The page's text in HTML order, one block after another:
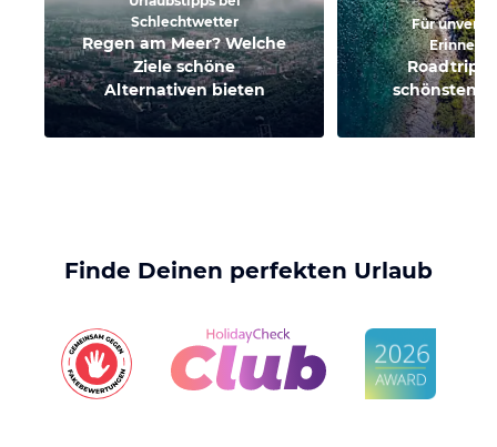
Schlechtwetter
Regen am Meer? Welche
Ziele schöne
Alternativen bieten
Für
Roadtrips
schönsten
Finde Deinen perfekten Urlaub